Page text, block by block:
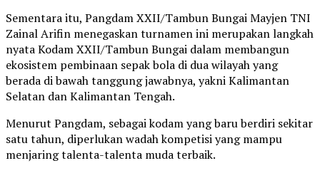
Sementara itu, Pangdam XXII/Tambun Bungai Mayjen TNI
Zainal Arifin menegaskan turnamen ini merupakan langkah
nyata Kodam XXII/Tambun Bungai dalam membangun
ekosistem pembinaan sepak bola di dua wilayah yang
berada di bawah tanggung jawabnya, yakni Kalimantan
Selatan dan Kalimantan Tengah.
Menurut Pangdam, sebagai kodam yang baru berdiri sekitar
satu tahun, diperlukan wadah kompetisi yang mampu
menjaring talenta-talenta muda terbaik.